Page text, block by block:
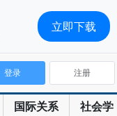
国际关系 社会学
登录 注册
立即下载